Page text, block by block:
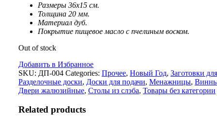
Размеры 36х15 см.
Толщина 20 мм.
Материал дуб.
Покрытие пищевое масло с пчелиным воском.
Out of stock
Добавить в Избранное
SKU: ДП-004 Categories: Прочее, Новый Год, Заготовки
Разделочные доски, Доски для подачи, Менажницы,
Двери жалюзийные, Столы из слэба, Товары без категории
Related products